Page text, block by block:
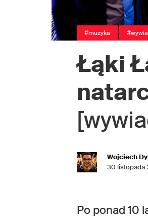
#muzyka
Łąki
Wojciech
30 listopada
Po ponad 10